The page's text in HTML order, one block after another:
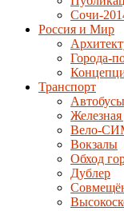
Сочи-
Россия и Мир
Города-
Транспорт
Автобусы
Железная
Вело-
Вокзалы
Обход
Дублер